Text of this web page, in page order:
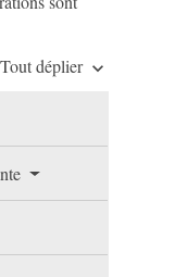
Tout déplier keyboard_arrow_down